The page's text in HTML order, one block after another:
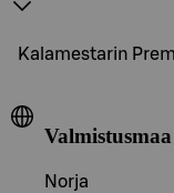
Kalamestarin
Valmistusmaa
Norja